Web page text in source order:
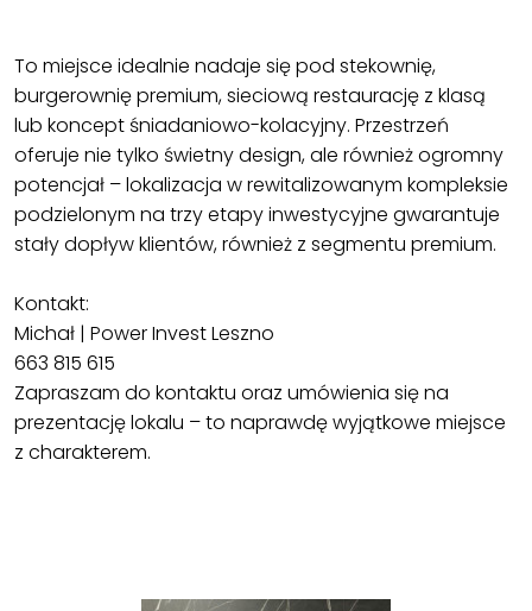
To miejsce idealnie nadaje się pod stekownię,
burgerownię premium, sieciową restaurację z klasą
lub koncept śniadaniowo-kolacyjny. Przestrzeń
oferuje nie tylko świetny design, ale również ogromny
potencjał – lokalizacja w rewitalizowanym kompleksie
podzielonym na trzy etapy inwestycyjne gwarantuje
stały dopływ klientów, również z segmentu premium.
Kontakt:
Michał | Power Invest Leszno
663 815 615
Zapraszam do kontaktu oraz umówienia się na
prezentację lokalu – to naprawdę wyjątkowe miejsce
z charakterem.